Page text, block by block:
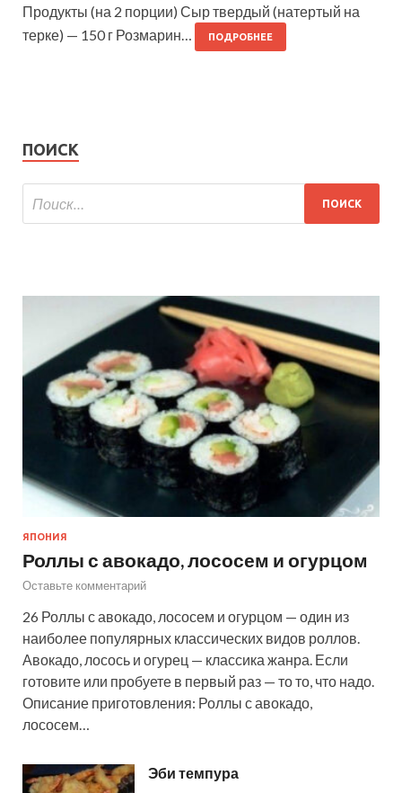
Продукты (на 2 порции) Сыр твердый (натертый на
терке) — 150 г Розмарин…
ПОДРОБНЕЕ
ПОИСК
ЯПОНИЯ
Роллы с авокадо, лососем и огурцом
Оставьте комментарий
26 Роллы с авокадо, лососем и огурцом — один из
наиболее популярных классических видов роллов.
Авокадо, лосось и огурец — классика жанра. Если
готовите или пробуете в первый раз — то то, что надо.
Описание приготовления: Роллы с авокадо,
лососем…
Эби темпура